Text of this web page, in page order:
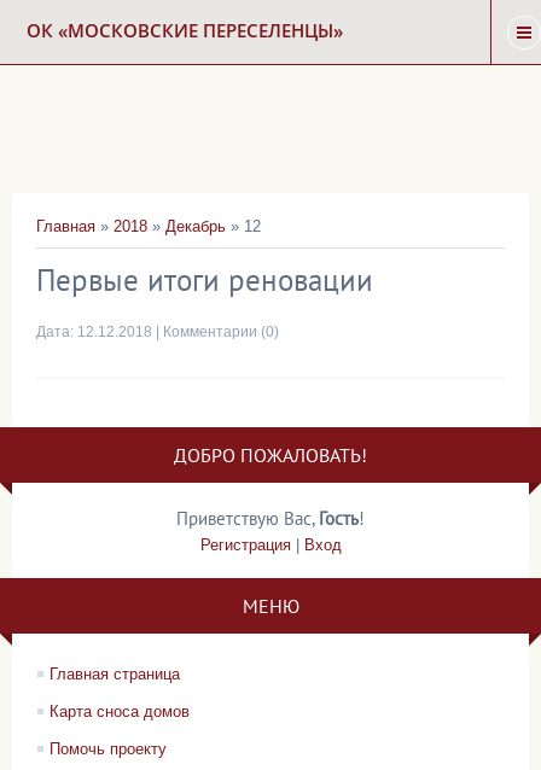
ОК «МОСКОВСКИЕ ПЕРЕСЕЛЕНЦЫ»
КАРТА СНОСА
ФОРУМ
Главная » 2018 » Декабрь » 12
Первые итоги реновации
Дата: 12.12.2018 Комментарии (0)
ДОБРО ПОЖАЛОВАТЬ!
Приветствую Вас, Гость!
Регистрация| Вход
МЕНЮ
Главная страница
Карта сноса домов
Помочь проекту